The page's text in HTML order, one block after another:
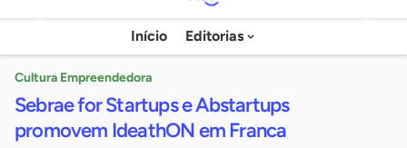
Agência
Sebrae
Notícias
Início Editorias
chave
Cultura Empreendedora
Sebrae for Startups e Abstartups
promovem IdeathON em Franca